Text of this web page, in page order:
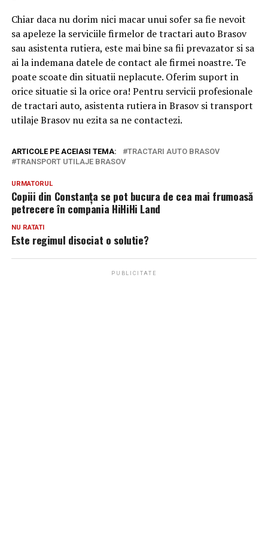
Chiar daca nu dorim nici macar unui sofer sa fie nevoit
sa apeleze la serviciile firmelor de tractari auto Brasov
sau asistenta rutiera, este mai bine sa fii prevazator si sa
ai la indemana datele de contact ale firmei noastre. Te
poate scoate din situatii neplacute. Oferim suport in
orice situatie si la orice ora! Pentru servicii profesionale
de tractari auto, asistenta rutiera in Brasov si transport
utilaje Brasov nu ezita sa ne contactezi.
ARTICOLE PE ACEIASI TEMA:
TRACTARI AUTO BRASOV
TRANSPORT UTILAJE BRASOV
URMATORUL
Copiii din Constanța se pot bucura de cea mai frumoasă
petrecere în compania HiHiHi Land
NU RATATI
Este regimul disociat o solutie?
PUBLICITATE